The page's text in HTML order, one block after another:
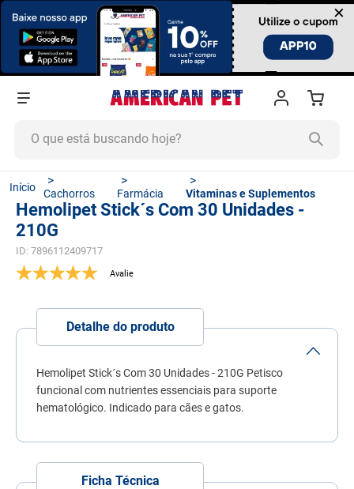
×
Cachorros Farmácia Vitaminas e Suplementos
Hemolipet Stick´s Com 30 Unidades -
210G
ID: 7896112409717
Detalhe do produto
Hemolipet Stick´s Com 30 Unidades - 210G Petisco
funcional com nutrientes essenciais para suporte
hematológico. Indicado para cães e gatos.
Ficha Técnica
TERMOS MAIS BUSCADOS
º
ração cachorro
5º
ração
7º
fórmula natural
8º
sachê gato